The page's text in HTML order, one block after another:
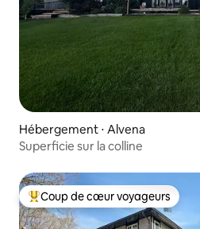
Hébergement ⋅ Alvena
Superficie sur la colline
Coups de cœur voyageurs les
Coup de cœur voyageurs